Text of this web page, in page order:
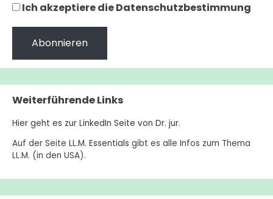
Ich akzeptiere die Datenschutzbestimmung
Weiterführende Links
Hier geht es zur LinkedIn Seite von Dr. jur.
Auf der SeiteLL.M. Essentials gibt es alle Infos zum Thema
LL.M. (in den USA).